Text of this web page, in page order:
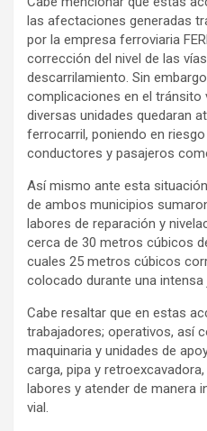
las afectaciones generadas
por la empresa ferroviaria
corrección del nivel de las
descarrilamiento. Sin
complicaciones en el tránsito
diversas unidades quedaran
ferrocarril, poniendo en
conductores y pasajeros
Así mismo ante esta
de ambos municipios
labores de reparación y
cerca de 30 metros cúbicos
cuales 25 metros cúbicos
colocado durante una intensa
Cabe resaltar que en estas
trabajadores; operativos, así
maquinaria y unidades de
carga, pipa y
labores y atender de manera
vial.